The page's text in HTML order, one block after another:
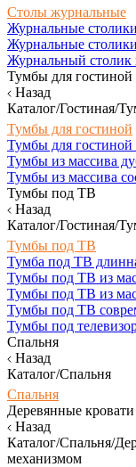
Столы журнальные
Журнальные
Журнальные
Журнальный столик
Тумбы для гостиной
Назад
Каталог/Гостиная/
Тумбы для гостиной
Тумбы для гостиной
Тумбы из массива
Тумбы из массива
Тумбы под ТВ
Назад
Каталог/Гостиная/
Тумбы под ТВ
Тумба под ТВ
Тумбы под ТВ из
Тумбы под ТВ из
Тумбы под ТВ
Тумбы под
Спальня
Назад
Каталог/Спальня
Спальня
Деревянные
Назад
Каталог/Спальня/
механизмом